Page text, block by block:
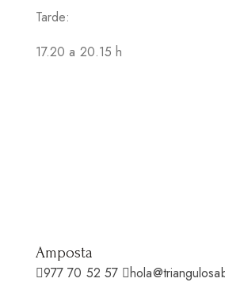
Tarde:
17.20 a 20.15 h
Amposta
977 70 52 57